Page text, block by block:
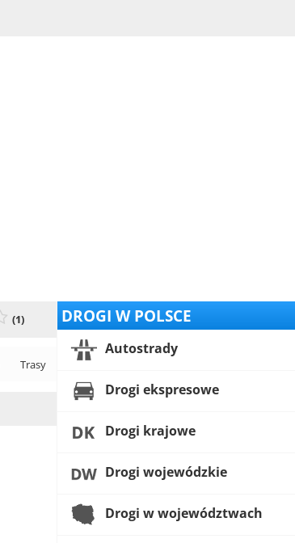
(1)
Trasy
DROGI W POLSCE
Autostrady
Drogi ekspresowe
Drogi krajowe
Drogi wojewódzkie
Drogi w województwach